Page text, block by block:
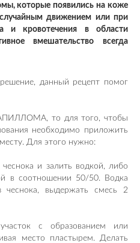
которые появились на коже
движением или при
и кровотечения в области
вмешательство всегда
данный рецепт помог
то для того, чтобы
необходимо приложить
Для этого нужно:
и залить водкой, либо
в соотношении 50/50. Водка
выдержать смесь 2
с образованием или
место пластырем. Делать